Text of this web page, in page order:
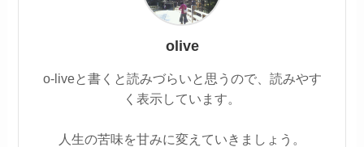
olive
o-liveと書くと読みづらいと思うので、読みやす
く表示しています。
人生の苦味を甘みに変えていきましょう。